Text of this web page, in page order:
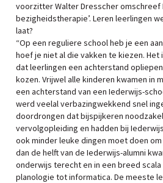
voorzitter Walter Dresscher omschreef
bezigheidstherapie’. Leren leerlingen
laat?
“Op een reguliere school heb je een
hoef je niet al die vakken te kiezen.
dat leerlingen een achterstand
kozen. Vrijwel alle kinderen kwamen in
een achterstand van een Iederwijs-
werd veelal verbazingwekkend snel
doordrongen dat bijspijkeren
vervolgopleiding en hadden bij
ook minder leuke dingen moet doen
dan de helft van de Iederwijs-alumni
onderwijs terecht en in een breed scala
planologie tot informatica. De meeste